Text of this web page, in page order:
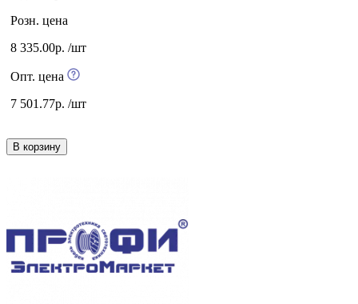
Розн. цена
8 335.00р. /шт
Опт. цена
7 501.77р. /шт
В корзину